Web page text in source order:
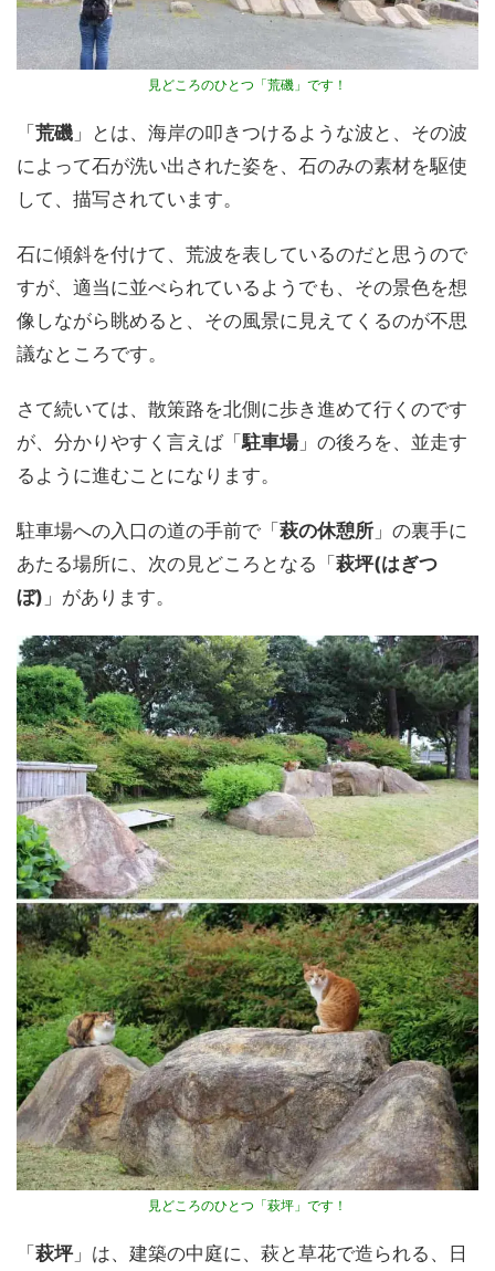
見どころのひとつ「荒磯」です！
「 荒磯 」とは、海岸の叩きつけるような波と、その波
によって石が洗い出された姿を、石のみの素材を駆使
して、描写されています。
石に傾斜を付けて、荒波を表しているのだと思うので
すが、適当に並べられているようでも、その景色を想
像しながら眺めると、その風景に見えてくるのが不思
議なところです。
さて続いては、散策路を北側に歩き進めて行くのです
が、分かりやすく言えば「駐車場」の後ろを、並走す
るように進むことになります。
駐車場への入口の道の手前で「 萩の休憩所 」の裏手に
あたる場所に、次の見どころとなる「 萩坪(はぎつ
ぼ) 」があります。
見どころのひとつ「萩坪」です！
「 萩坪」は、建築の中庭に、萩と草花で造られる、日